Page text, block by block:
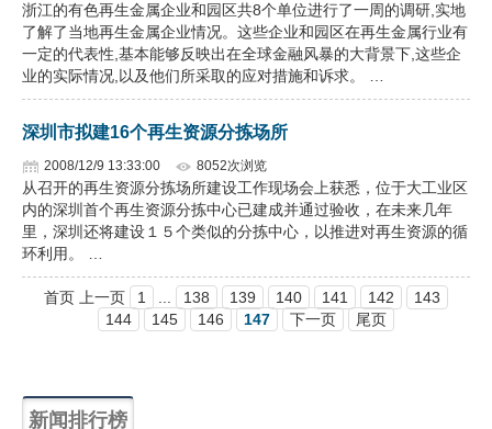
浙江的有色再生金属企业和园区共8个单位进行了一周的调研,实地
了解了当地再生金属企业情况。这些企业和园区在再生金属行业有
一定的代表性,基本能够反映出在全球金融风暴的大背景下,这些企
业的实际情况,以及他们所采取的应对措施和诉求。 …
深圳市拟建16个再生资源分拣场所
2008/12/9 13:33:00 8052次浏览
从召开的再生资源分拣场所建设工作现场会上获悉，位于大工业区
内的深圳首个再生资源分拣中心已建成并通过验收，在未来几年
里，深圳还将建设１５个类似的分拣中心，以推进对再生资源的循
环利用。 …
首页 上一页 1 138 139 140 141 142
143
144
145 146 147 下一页 尾页
新闻排行榜